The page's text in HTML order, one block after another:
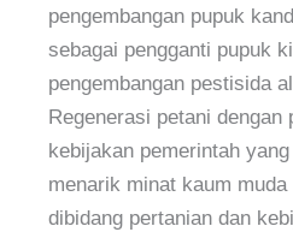
pengembangan pupuk
sebagai pengganti pupuk
pengembangan pestisida
Regenerasi petani dengan
kebijakan pemerintah
menarik minat kaum
dibidang pertanian dan